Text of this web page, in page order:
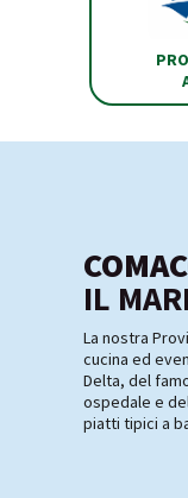
IL
La nostra
cucina ed
Delta, del
ospedale e
piatti tipici a